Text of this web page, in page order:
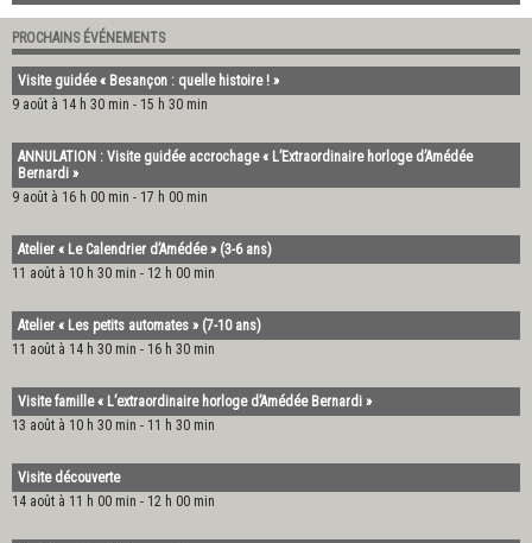
PROCHAINS ÉVÉNEMENTS
Visite guidée « Besançon : quelle histoire ! »
9 août à 14 h 30 min - 15 h 30 min
ANNULATION : Visite guidée accrochage « L’Extraordinaire horloge d’Amédée
Bernardi »
9 août à 16 h 00 min - 17 h 00 min
Atelier « Le Calendrier d’Amédée » (3-6 ans)
11 août à 10 h 30 min - 12 h 00 min
Atelier « Les petits automates » (7-10 ans)
11 août à 14 h 30 min - 16 h 30 min
Visite famille « L’extraordinaire horloge d’Amédée Bernardi »
13 août à 10 h 30 min - 11 h 30 min
Visite découverte
14 août à 11 h 00 min - 12 h 00 min